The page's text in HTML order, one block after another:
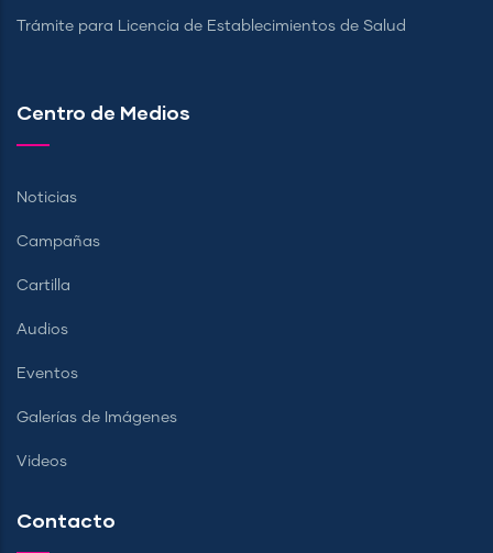
Trámite para Licencia de Establecimientos de Salud
Centro de Medios
Noticias
Campañas
Cartilla
Audios
Eventos
Galerías de Imágenes
Videos
Contacto